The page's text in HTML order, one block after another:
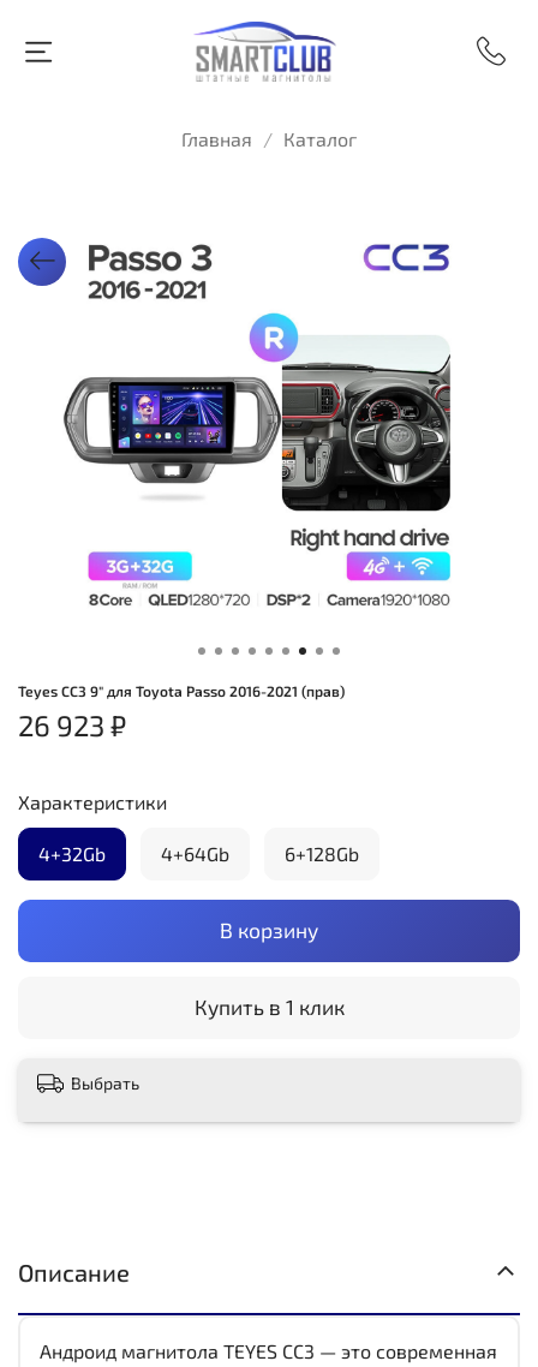
Главная Каталог
Teyes CC3 9" для Toyota Passo 2016-2021 (прав)
26 923 ₽
В корзину
Купить в 1 клик
Характеристики
4+32Gb 4+64Gb 6+128Gb
Выбрать
Описание
Андроид магнитола TEYES CC3 — это современная